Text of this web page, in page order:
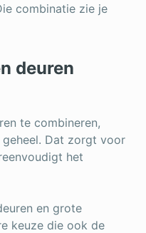
combinatie zie je
deuren
te combineren,
Dat zorgt voor
het
en grote
keuze die ook de